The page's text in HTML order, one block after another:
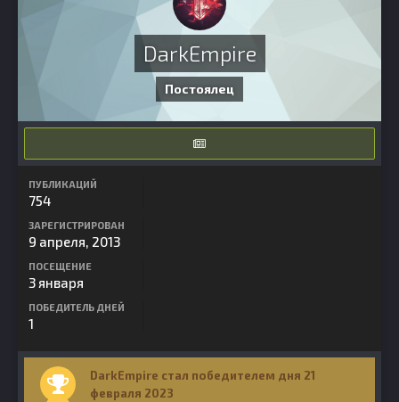
DarkEmpire
Постоялец
ПУБЛИКАЦИЙ
754
ЗАРЕГИСТРИРОВАН
9 апреля, 2013
ПОСЕЩЕНИЕ
3 января
ПОБЕДИТЕЛЬ ДНЕЙ
1
DarkEmpire стал победителем дня 21
февраля 2023